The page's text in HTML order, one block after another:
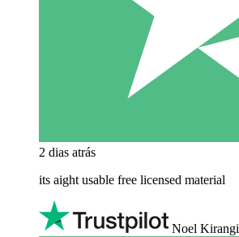
2 dias atrás
its aight usable free licensed material
Noel Kirangi